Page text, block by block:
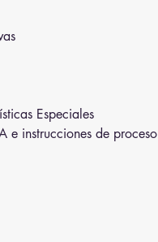
Especiales
e instrucciones de proceso